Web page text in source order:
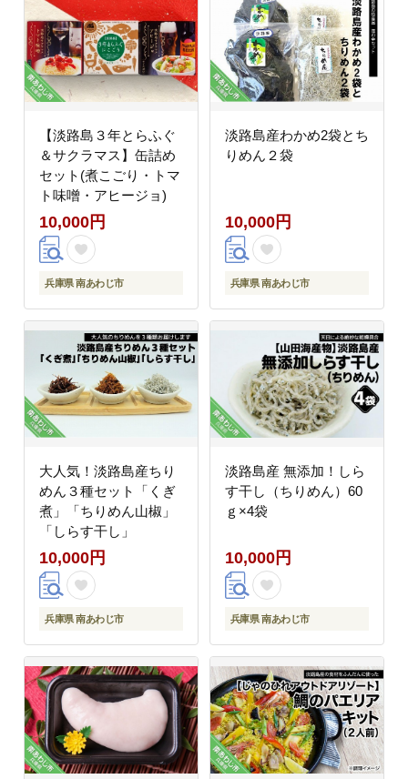
【淡路島３年とらふぐ
＆サクラマス】缶詰め
セット(煮こごり・トマ
ト味噌・アヒージョ)
10,000円
兵庫県 南あわじ市
淡路島産わかめ2袋とち
りめん２袋
10,000円
兵庫県 南あわじ市
大人気！淡路島産ちり
めん３種セット「くぎ
煮」「ちりめん山椒」
「しらす干し」
10,000円
兵庫県 南あわじ市
淡路島産 無添加！しら
す干し（ちりめん）60
ｇ×4袋
10,000円
兵庫県 南あわじ市